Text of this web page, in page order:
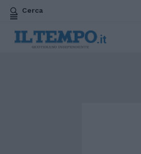
Cerca